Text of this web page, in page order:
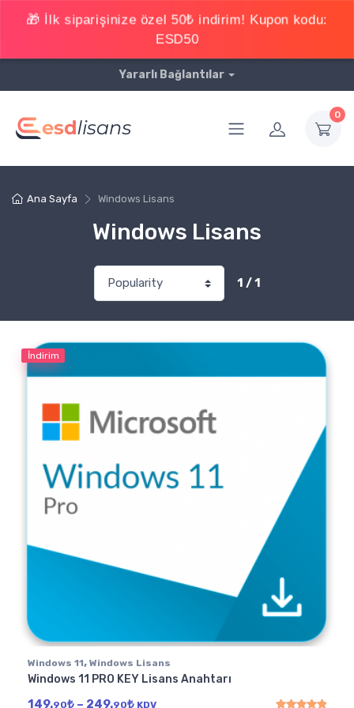
Yararlı Bağlantılar
0
Ana Sayfa Windows Lisans
Windows Lisans
1 / 1
İndirim
Windows 11, Windows Lisans
Windows 11 PRO KEY Lisans Anahtarı
149.90₺ – 249.90₺Fiyat aralığı: 149.90₺ - 249.90₺
KDV